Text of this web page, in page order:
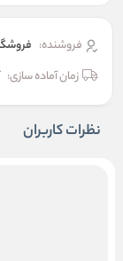
فروشنده:
زمان آماده سازی:
نظرات کاربران